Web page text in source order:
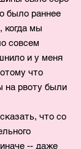
было раннее
когда мы
совсем
и у меня
что
на рвоту были
что со
-- даже